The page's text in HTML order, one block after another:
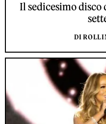
Il sedicesimo disco
DI